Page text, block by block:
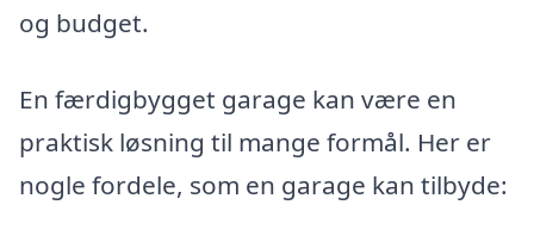
og budget.
En færdigbygget garage kan være en
praktisk løsning til mange formål. Her er
nogle fordele, som en garage kan tilbyde: